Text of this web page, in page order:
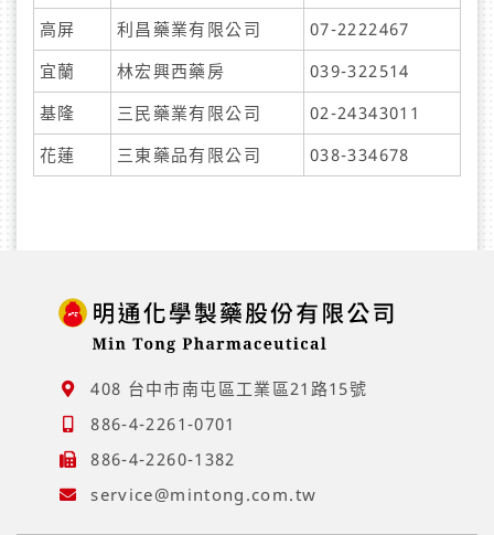
高屏
利昌藥業有限公司
07-2222467
宜蘭
林宏興西藥房
039-322514
基隆
三民藥業有限公司
02-24343011
花蓮
三東藥品有限公司 038-334678
408 台中市南屯區工業區21路15號
886-4-2261-0701
886-4-2260-1382
service@mintong.com.tw